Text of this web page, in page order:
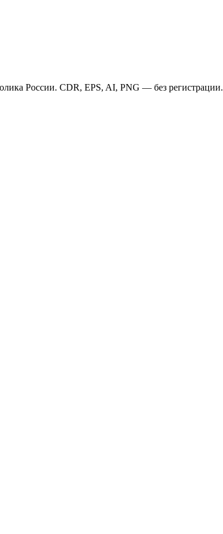
России. CDR, EPS, AI, PNG — без регистрации.